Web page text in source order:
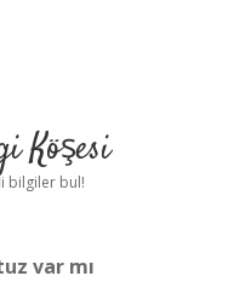
Köşesi
bilgiler bul!
var mı